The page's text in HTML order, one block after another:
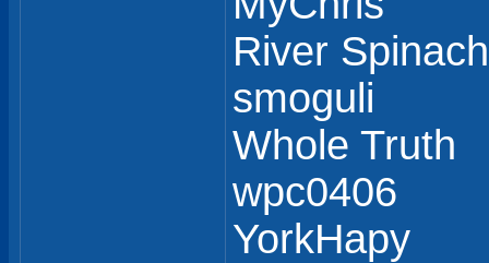
River Spinach
smoguli
Whole Truth
wpc0406
YorkHapy